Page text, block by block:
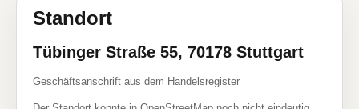
Standort
Tübinger Straße 55, 70178 Stuttgart
Geschäftsanschrift aus dem Handelsregister